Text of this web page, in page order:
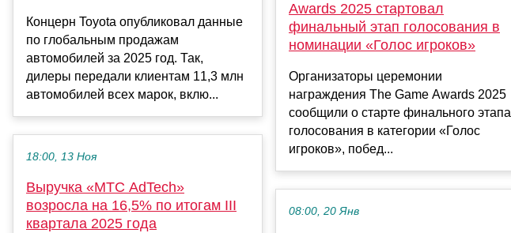
Концерн Toyota опубликовал данные
по глобальным продажам
автомобилей за 2025 год. Так,
дилеры передали клиентам 11,3 млн
автомобилей всех марок, вклю...
18:00, 13 Ноя
Выручка «МТС AdTech»
возросла на 16,5% по итогам III
квартала 2025 года
Awards 2025 стартовал
финальный этап голосования в
номинации «Голос игроков»
Организаторы церемонии
награждения The Game Awards 2025
сообщили о старте финального этапа
голосования в категории «Голос
игроков», побед...
08:00, 20 Янв